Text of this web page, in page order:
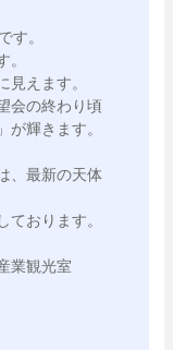
す。
えます。
会の終わり頃
が輝きます。
、最新の天体
ております。
業観光室